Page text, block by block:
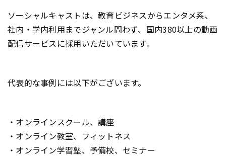
ソーシャルキャストは、教育ビジネスからエンタメ系、
社内・学内利用までジャンル問わず、国内380以上の動画
配信サービスに採用いただいています。
代表的な事例には以下がございます。
・オンラインスクール、講座
・オンライン教室、フィットネス
・オンライン学習塾、予備校、セミナー